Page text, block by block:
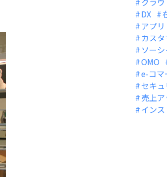
DX
アプリ
カス
ソー
OMO
e-コマ
セキュ
売上
イン